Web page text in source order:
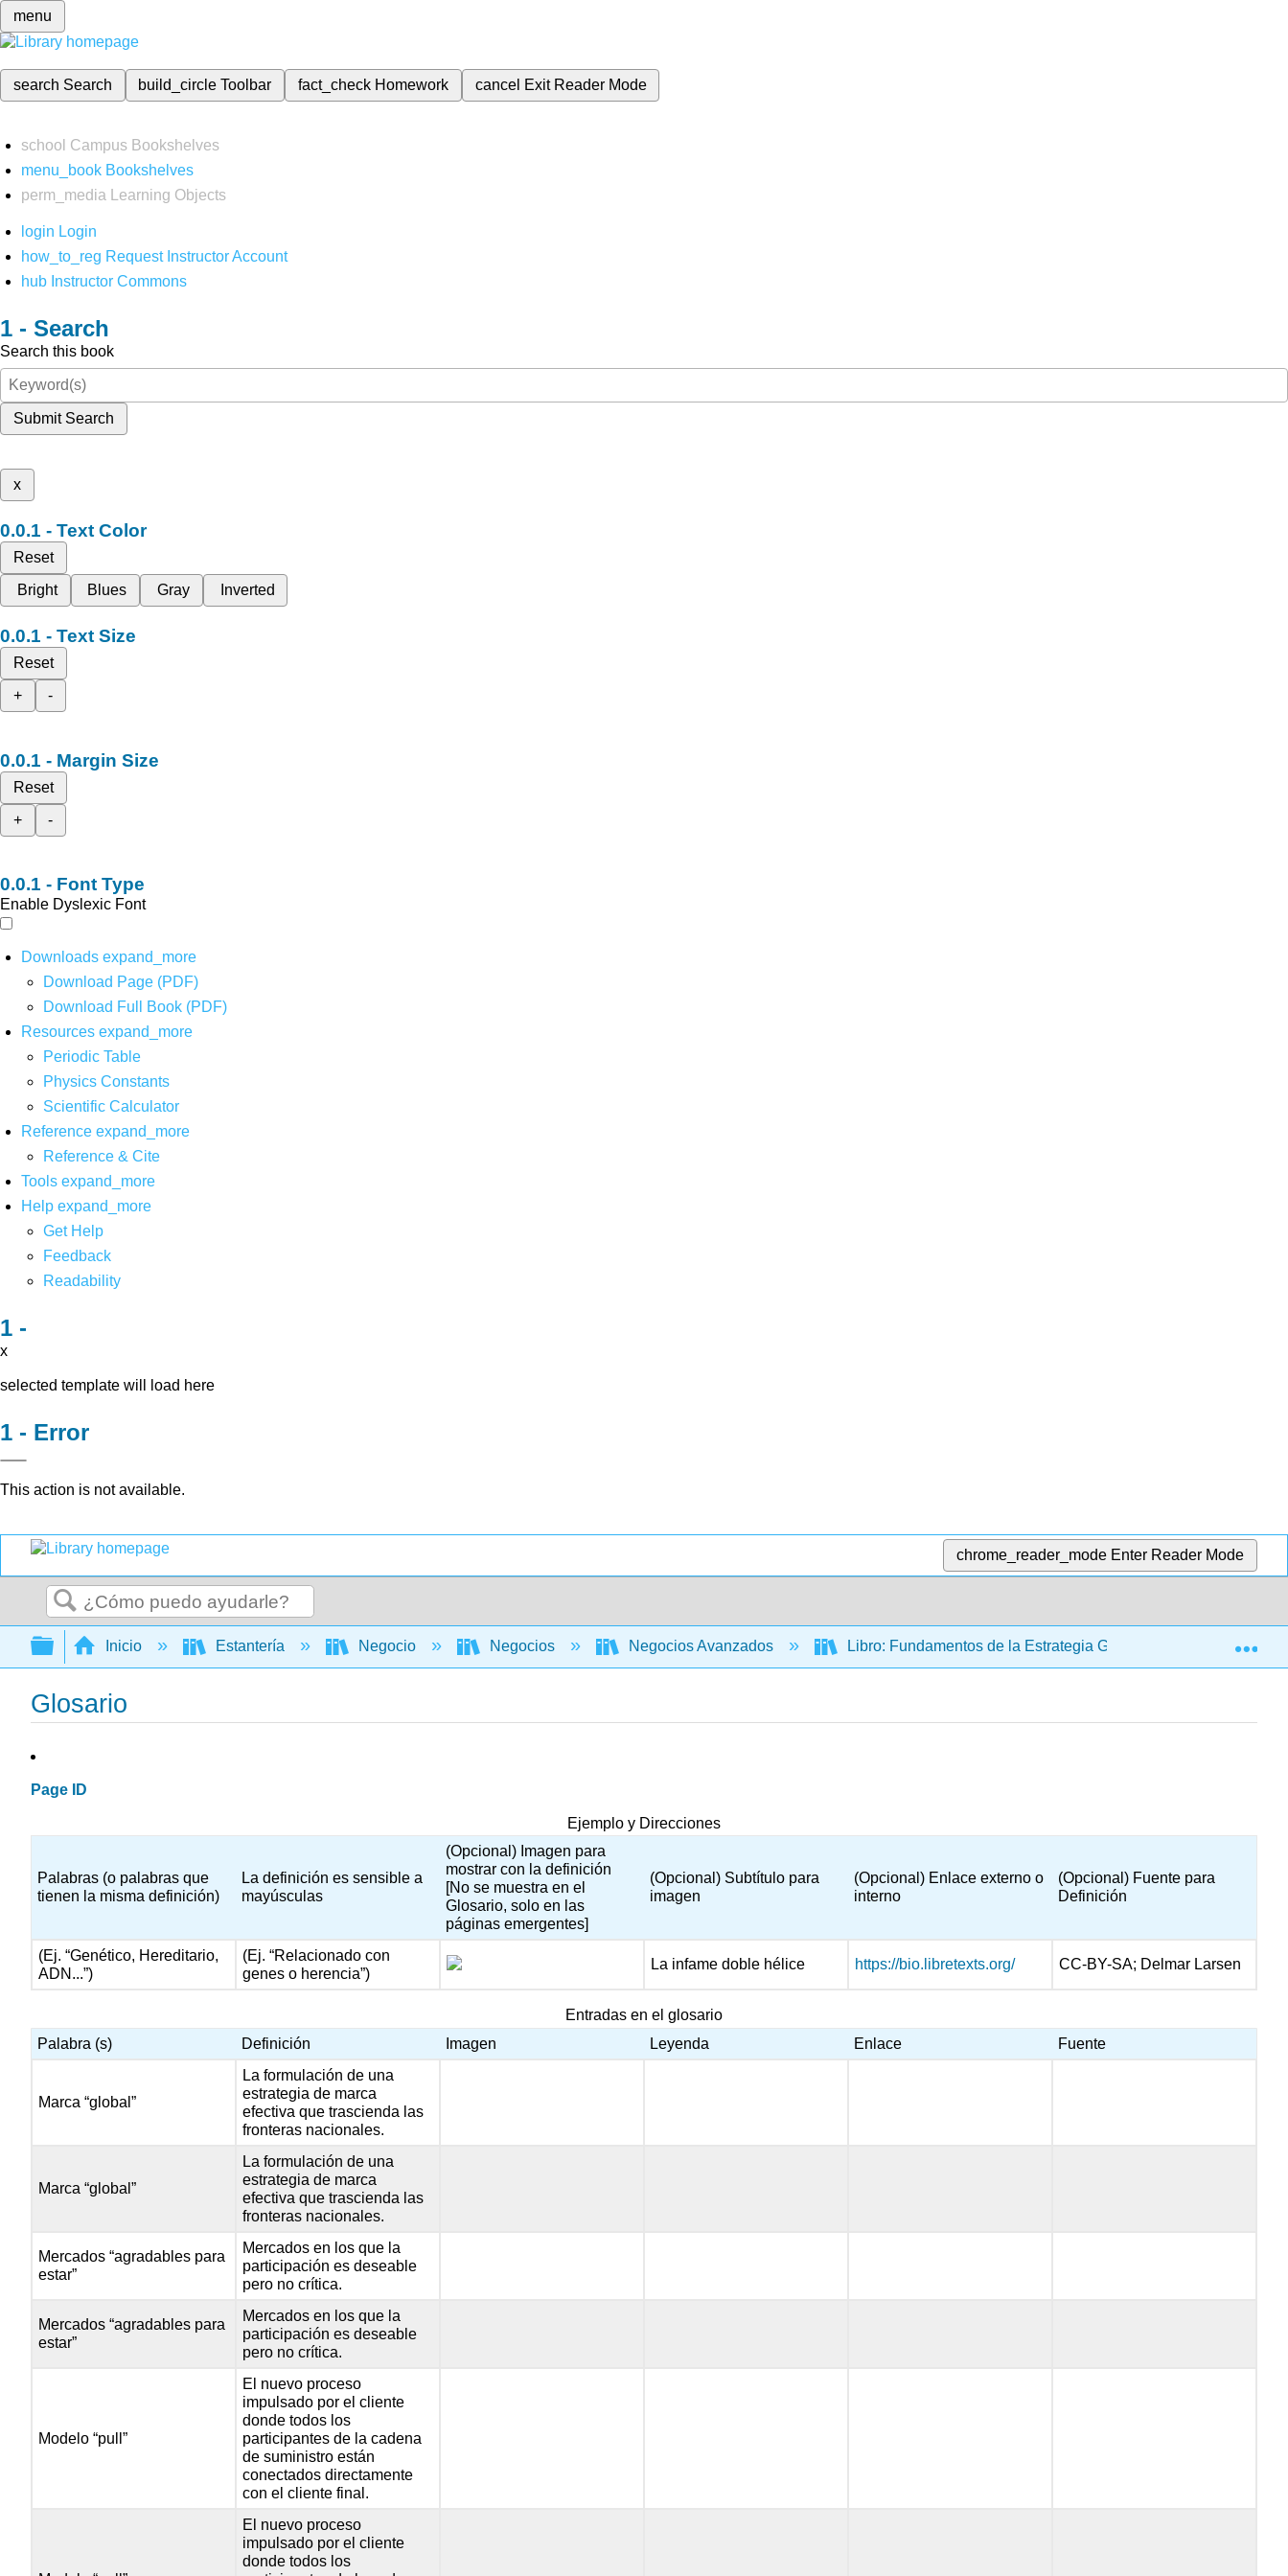
menu
search Search build_circleToolbar fact_check Homework cancel Exit Reader Mode
school Campus Bookshelves
menu_book Bookshelves
perm_media
Learning Objects
login Login
how_to_reg Request Instructor Account
hub Instructor Commons
Search
Search this book
Submit Search
x
Text Color
Reset
Bright
Blues Gray Inverted
Text Size
Reset
+
-
Margin Size
Reset
+
-
Font Type
Enable Dyslexic Font
Downloads expand_more
Download Page (PDF)
Download Full Book (PDF)
Resources expand_more
Periodic Table
Physics Constants
Scientific Calculator
Reference expand_more
Reference & Cite
Tools expand_more
Help expand_more
Get Help
Feedback
Readability
x
selected template will load here
Error
This action is not available.
chrome_reader_mode Enter Reader Mode
Buscar
Expandir/contraer jerarquía global
Inicio Estantería Negocio Negocios Negocios Avanzados Libro: Fundamentos de la Estrategia Global (de Kluyver)
Glosario
Page ID
Ejemplo y Direcciones
Palabras (o palabras que
tienen la misma definición)
La definición es sensible a
mayúsculas
(Opcional) Imagen para
mostrar con la definición
[No se muestra en el
Glosario, solo en las
páginas emergentes]
(Opcional) Subtítulo para
imagen
(Opcional) Enlace externo o
interno
(Opcional) Fuente para
Definición
(Ej. “Genético, Hereditario,
ADN...”)
(Ej. “Relacionado con
genes o herencia”)
La infame doble hélice https://bio.libretexts.org/ CC-BY-SA; Delmar Larsen
Entradas en el glosario
Palabra (s)
Definición Imagen Leyenda Enlace Fuente
Marca “global”
La formulación de una
estrategia de marca
efectiva que trascienda las
fronteras nacionales.
Marca “global”
La formulación de una
estrategia de marca
efectiva que trascienda las
fronteras nacionales.
Mercados “agradables para
estar”
Mercados en los que la
participación es deseable
pero no crítica.
Mercados “agradables para
estar”
Mercados en los que la
participación es deseable
pero no crítica.
Modelo “pull”
El nuevo proceso
impulsado por el cliente
donde todos los
participantes de la cadena
de suministro están
conectados directamente
con el cliente final.
El nuevo proceso
impulsado por el cliente
donde todos los